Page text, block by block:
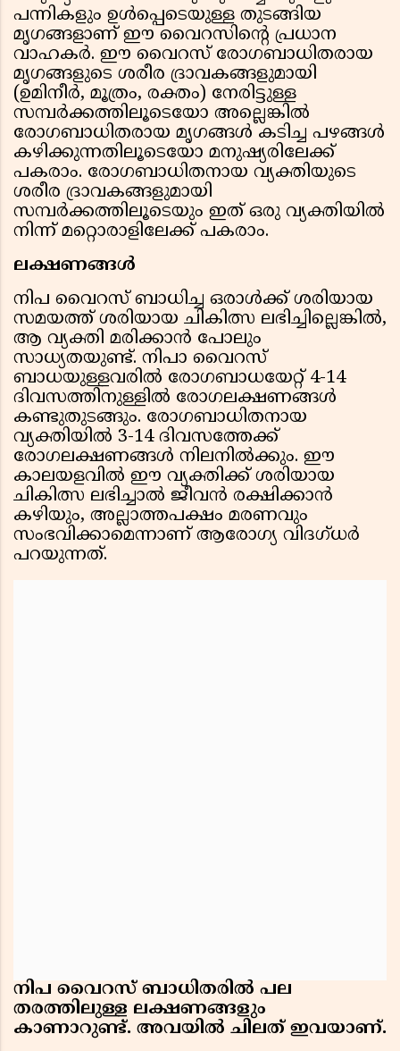
പന്നികളും ഉൾപ്പെടെയുള്ള തുടങ്ങിയ
മൃഗങ്ങളാണ് ഈ വൈറസിന്റെ പ്രധാന
വാഹകർ. ഈ വൈറസ് രോഗബാധിതരായ
മൃഗങ്ങളുടെ ശരീര ദ്രാവകങ്ങളുമായി
(ഉമിനീർ, മൂത്രം, രക്തം) നേരിട്ടുള്ള
സമ്പർക്കത്തിലൂടെയോ അല്ലെങ്കിൽ
രോഗബാധിതരായ മൃഗങ്ങൾ കടിച്ച പഴങ്ങൾ
കഴിക്കുന്നതിലൂടെയോ മനുഷ്യരിലേക്ക്
പകരാം. രോഗബാധിതനായ വ്യക്തിയുടെ
ശരീര ദ്രാവകങ്ങളുമായി
സമ്പർക്കത്തിലൂടെയും ഇത് ഒരു വ്യക്തിയിൽ
നിന്ന് മറ്റൊരാളിലേക്ക് പകരാം.
ലക്ഷണങ്ങൾ
നിപ വൈറസ് ബാധിച്ച ഒരാൾക്ക് ശരിയായ
സമയത്ത് ശരിയായ ചികിത്സ ലഭിച്ചില്ലെങ്കിൽ,
ആ വ്യക്തി മരിക്കാൻ പോലും
സാധ്യതയുണ്ട്. നിപാ വൈറസ്
ബാധയുള്ളവരിൽ രോഗബാധയേറ്റ് 4-14
ദിവസത്തിനുള്ളിൽ രോഗലക്ഷണങ്ങൾ
കണ്ടുതുടങ്ങും. രോഗബാധിതനായ
വ്യക്തിയിൽ 3-14 ദിവസത്തേക്ക്
രോഗലക്ഷണങ്ങൾ നിലനിൽക്കും. ഈ
കാലയളവിൽ ഈ വ്യക്തിക്ക് ശരിയായ
ചികിത്സ ലഭിച്ചാൽ ജീവൻ രക്ഷിക്കാൻ
കഴിയും, അല്ലാത്തപക്ഷം മരണവും
സംഭവിക്കാമെന്നാണ് ആരോഗ്യ വിദഗ്ധർ
പറയുന്നത്.
നിപ വൈറസ് ബാധിതരിൽ പല
തരത്തിലുള്ള ലക്ഷണങ്ങളും
കാണാറുണ്ട്. അവയിൽ ചിലത് ഇവയാണ്.